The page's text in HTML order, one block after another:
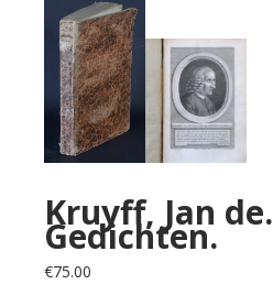
Kruyff, Jan de.
Gedichten.
€75.00